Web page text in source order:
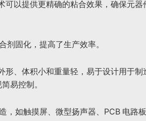
可以提供更精确的粘合效果，确保元
剂固化，提高了生产效率。
形、体积小和重量轻，易于设计用于制
易控制。
，如触摸屏、微型扬声器、PCB 电路板